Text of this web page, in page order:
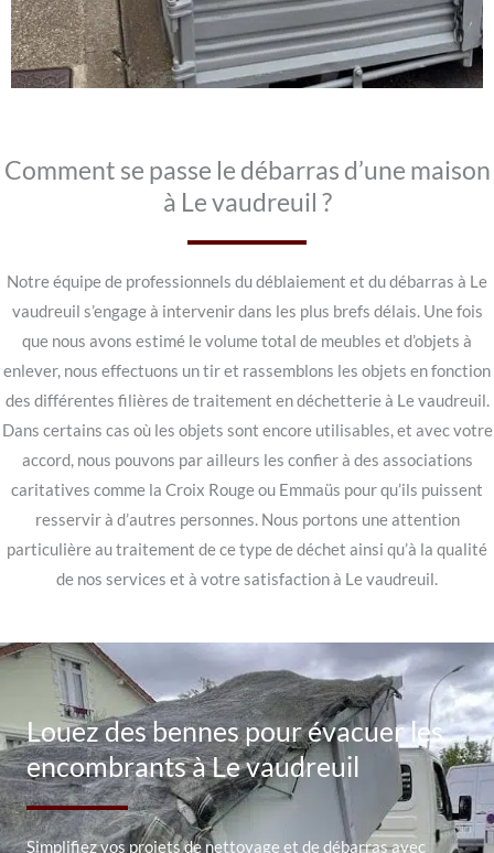
Comment se passe le débarras d’une maison
à Le vaudreuil ?
Notre équipe de professionnels du déblaiement et du débarras à Le
vaudreuil s’engage à intervenir dans les plus brefs délais. Une fois
que nous avons estimé le volume total de meubles et d’objets à
enlever, nous effectuons un tir et rassemblons les objets en fonction
des différentes filières de traitement en déchetterie à Le vaudreuil.
Dans certains cas où les objets sont encore utilisables, et avec votre
accord, nous pouvons par ailleurs les confier à des associations
caritatives comme la Croix Rouge ou Emmaüs pour qu’ils puissent
resservir à d’autres personnes. Nous portons une attention
particulière au traitement de ce type de déchet ainsi qu’à la qualité
de nos services et à votre satisfaction à Le vaudreuil.
Louez des bennes pour évacuer les
encombrants à Le vaudreuil
Simplifiez vos projets de nettoyage et de débarras avec